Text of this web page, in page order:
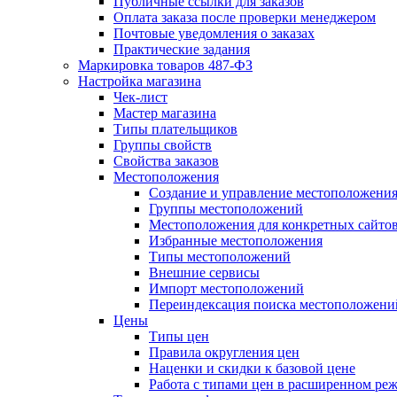
Оплата заказа после проверки менеджером
Почтовые уведомления о заказах
Практические задания
Маркировка товаров 487-ФЗ
Настройка магазина
Чек-лист
Мастер магазина
Типы плательщиков
Группы свойств
Свойства заказов
Местоположения
Создание и управление
Группы местоположений
Местоположения для конкретных сайтов
Избранные местоположения
Типы местоположений
Внешние сервисы
Импорт местоположений
Переиндексация поиска
Цены
Типы цен
Правила округления цен
Наценки и скидки к базовой цене
Работа с типами цен в расширенном